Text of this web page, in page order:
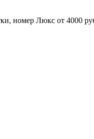
номер Люкс от 4000